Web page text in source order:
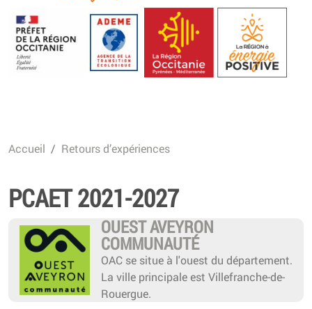
TOTEn Occitanie | Territoires
d’Occitanie pour la Transition
Energétique
Accueil Retours d’expériences
PCAET 2021-2027
OUEST AVEYRON
COMMUNAUTÉ
OAC se situe à l'ouest du département.
La ville principale est Villefranche-de-
Rouergue.